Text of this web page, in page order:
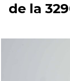
de la